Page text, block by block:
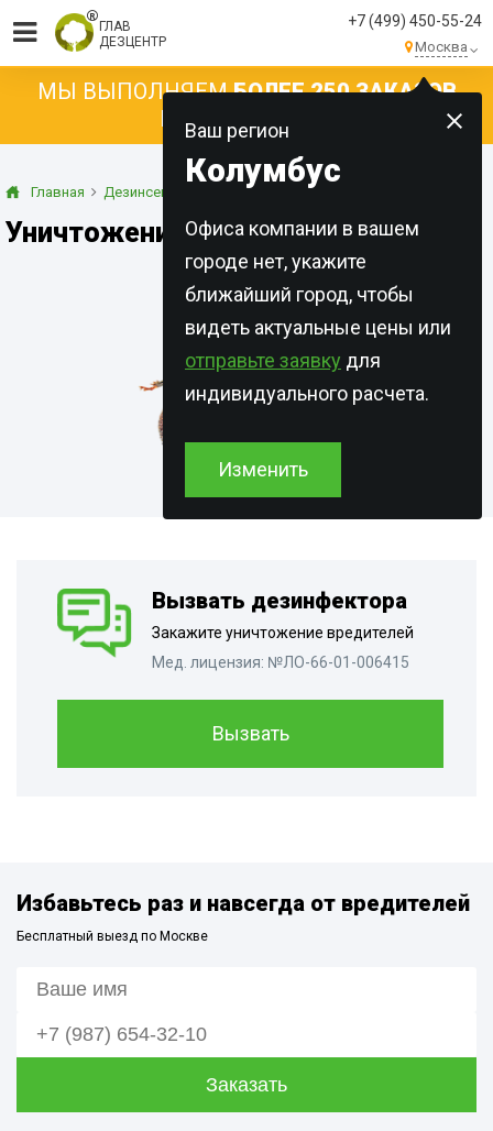
ГЛАВ
ДЕЗЦЕНТР
+7 (499) 450-55-24
Москва
Ваш регион
Колумбус
Офиса компании в вашем
городе нет, укажите
ближайший город, чтобы
видеть актуальные цены или
отправьте заявку для
индивидуального расчета.
Изменить
МЫ ВЫПОЛНЯЕМБОЛЕЕ 250 ЗАКАЗОВ
КАЖДЫЙ ДЕНЬ!
Главная Дезинсекция Короед
Уничтожение короеда в Москве
Вызвать дезинфектора
Закажите уничтожение вредителей
Мед. лицензия: №ЛО-66-01-006415
Вызвать
Избавьтесь раз и навсегда от вредителей
Бесплатный выезд по Москве